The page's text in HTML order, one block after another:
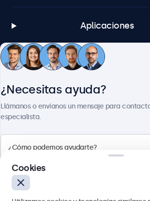
Aplicaciones
Atención al cliente
¿Necesitas ayuda?
Llámanos o envíanos un mensaje para
especialista.
Cookies